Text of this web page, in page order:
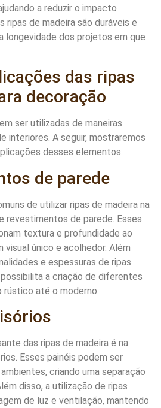
a reduzir o impacto
ripas de madeira são duráveis e
longevidade dos projetos em que
das ripas
decoração
ser utilizadas de maneiras
interiores. A seguir, mostraremos
desses elementos:
de parede
de utilizar ripas de madeira na
revestimentos de parede. Esses
textura e profundidade ao
visual único e acolhedor. Além
e espessuras de ripas
a criação de diferentes
até o moderno.
das ripas de madeira é na
Esses painéis podem ser
criando uma separação
disso, a utilização de ripas
de luz e ventilação, mantendo